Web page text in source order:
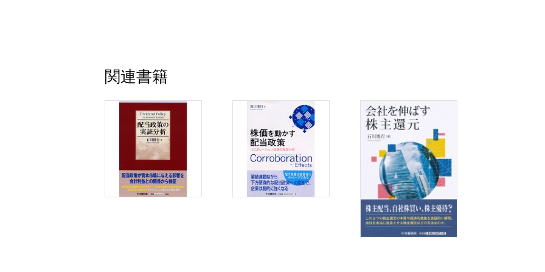
2．リサーチ・デザインとサンプル
3．全サンプルの分析結果
4．年別サンプルの分析結果
5．おわりに
第8章 コスト構造の決定要因と株価形成
2．リサーチ・デザインとサンプル
3．分析結果
関連書籍